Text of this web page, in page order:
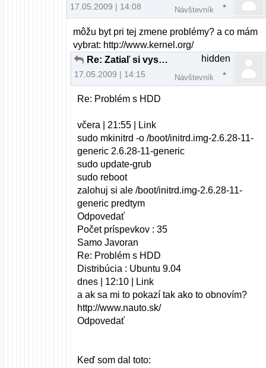
17.05.2009 | 14:08 Návštevník
môžu byt pri tej zmene problémy? a co mám
vybrat: http://www.kernel.org/
Re: Zatiaľ si vyskúšaj aj iné distrá ...
17.05.2009 | 14:15
hidden
Návštevník
Re: Problém s HDD
včera | 21:55 | Link
sudo mkinitrd -o /boot/initrd.img-2.6.28-11-
generic 2.6.28-11-generic
sudo update-grub
sudo reboot
zalohuj si ale /boot/initrd.img-2.6.28-11-
generic predtym
Odpovedať
Počet príspevkov : 35
Samo Javoran
Re: Problém s HDD
Distribúcia : Ubuntu 9.04
dnes | 12:10 | Link
a ak sa mi to pokazí tak ako to obnovím?
http://www.nauto.sk/
Odpovedať
Keď som dal toto: